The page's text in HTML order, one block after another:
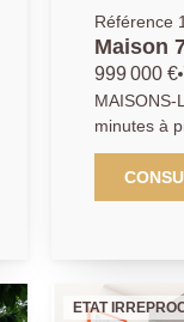
Référence
Maison
minutes
999 000 €
minutes à pied de la gare -
sur le
familiale
et arrière
Principale -
ETAT